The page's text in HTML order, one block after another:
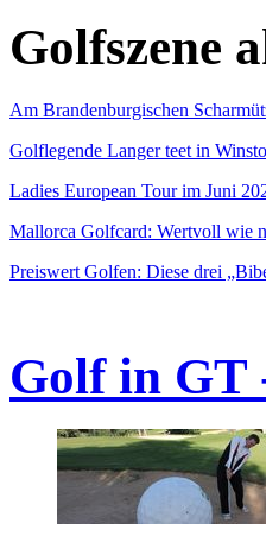
Golfszene
Am Brandenburgischen
Golflegende Langer teet in
Ladies European Tour im Juni
Mallorca Golfcard: Wertvoll wie
Preiswert Golfen: Diese drei
Golf in GT